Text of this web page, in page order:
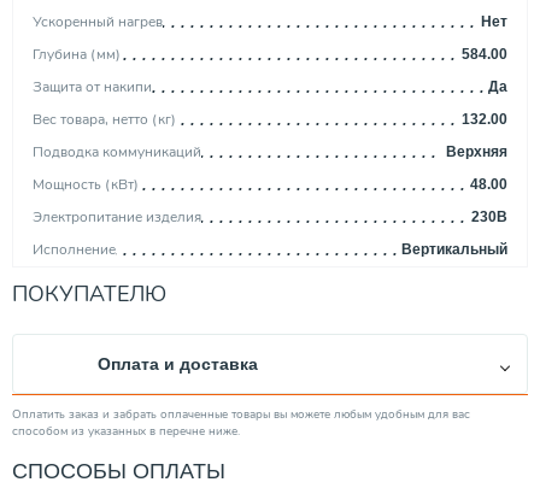
Ускоренный нагрев Нет
Глубина (мм) 584.00
Защита от накипи Да
Вес товара, нетто (кг) 132.00
Подводка коммуникаций Верхняя
Мощность (кВт) 48.00
Электропитание изделия 230В
Исполнение Вертикальный
Объем (л)
Производитель Drazice
Управление
Страна производитель
ПОКУПАТЕЛЮ
Оплата и доставка
Оплатить заказ и забрать оплаченные товары вы можете любым удобным для вас
способом из указанных в перечне ниже.
СПОСОБЫ ОПЛАТЫ